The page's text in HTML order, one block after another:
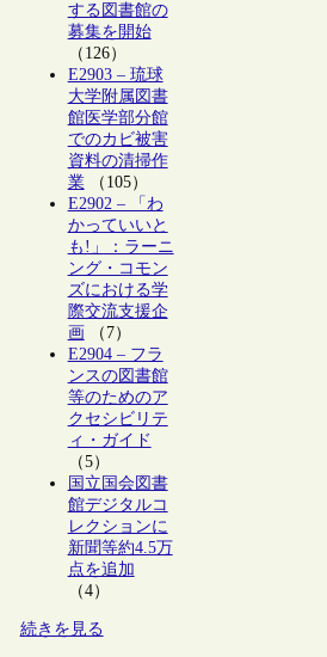
する図書館の
募集を開始
（126）
E2903 – 琉球
大学附属図書
館医学部分館
でのカビ被害
資料の清掃作
業（105）
E2902 – 「わ
かっていいと
も!」：ラーニ
ング・コモン
ズにおける学
際交流支援企
画 （7）
E2904 – フラ
ンスの図書館
等のためのア
クセシビリテ
ィ・ガイド
（5）
国立国会図書
館デジタルコ
レクションに
新聞等約4.5万
点を追加
（4）
続きを見る